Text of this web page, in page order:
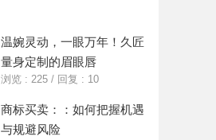
温婉灵动，一眼万年！久匠
量身定制的眉眼唇
浏览 : 225 / 回复 : 10
商标买卖：：如何把握机遇
与规避风险